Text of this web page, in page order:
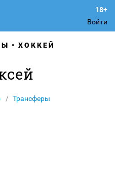
Войти
ХОККЕЙ
Трансферы